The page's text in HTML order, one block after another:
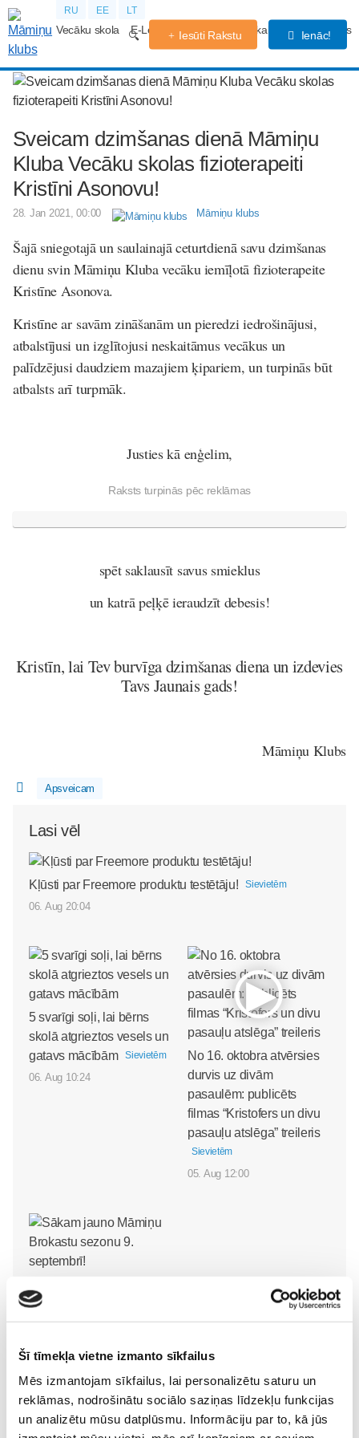
Šī tīmekļa vietne izmanto sīkfailus
Mēs izmantojam sīkfailus, lai personalizētu saturu un
reklāmas, nodrošinātu sociālo saziņas līdzekļu funkcijas
un analizētu mūsu datplūsmu. Informāciju par to, kā jūs
RU EE LT
Vecāku skola E-Lekcijas Grūtniecības kalendārs Forums
Iesūti Rakstu Ienāc!
Sveicam dzimšanas dienā Māmiņu
Kluba Vecāku skolas fizioterapeiti
Kristīni Asonovu!
28. Jan 2021, 00:00 Māmiņu klubs
Šajā sniegotajā un saulainajā ceturtdienā savu dzimšanas
dienu svin Māmiņu Kluba vecāku iemīļotā fizioterapeite
Kristīne Asonova.
Kristīne ar savām zināšanām un pieredzi iedrošinājusi,
atbalstījusi un izglītojusi neskaitāmus vecākus un
palīdzējusi daudziem mazajiem ķipariem, un turpinās būt
atbalsts arī turpmāk.
Justies kā enģelim,
Raksts turpinās pēc reklāmas
spēt saklausīt savus smieklus
un katrā peļķē ieraudzīt debesis!
Kristīn, lai Tev burvīga dzimšanas diena un izdevies
Tavs Jaunais gads!
Māmiņu Klubs
Apsveicam
Lasi vēl
Kļūsti par Freemore produktu testētāju! Sievietēm
06. Aug 20:04
5 svarīgi soļi, lai bērns
skolā atgrieztos vesels un
gatavs mācībām
Sievietēm
06. Aug 10:24
No 16. oktobra atvērsies
durvis uz divām
pasaulēm: publicēts
filmas “Kristofers un divu
pasauļu atslēga” treileris
Sievietēm
05. Aug 12:00
Brokastu sezonu 9.
septembrī!
Sievietēm